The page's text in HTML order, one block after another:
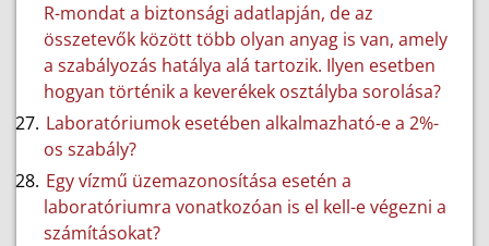
R-mondat a biztonsági adatlapján, de az
összetevők között több olyan anyag is van, amely
a szabályozás hatálya alá tartozik. Ilyen esetben
hogyan történik a keverékek osztályba sorolása?
Laboratóriumok esetében alkalmazható-e a 2%-
os szabály?
Egy vízmű üzemazonosítása esetén a
laboratóriumra vonatkozóan is el kell-e végezni a
számításokat?